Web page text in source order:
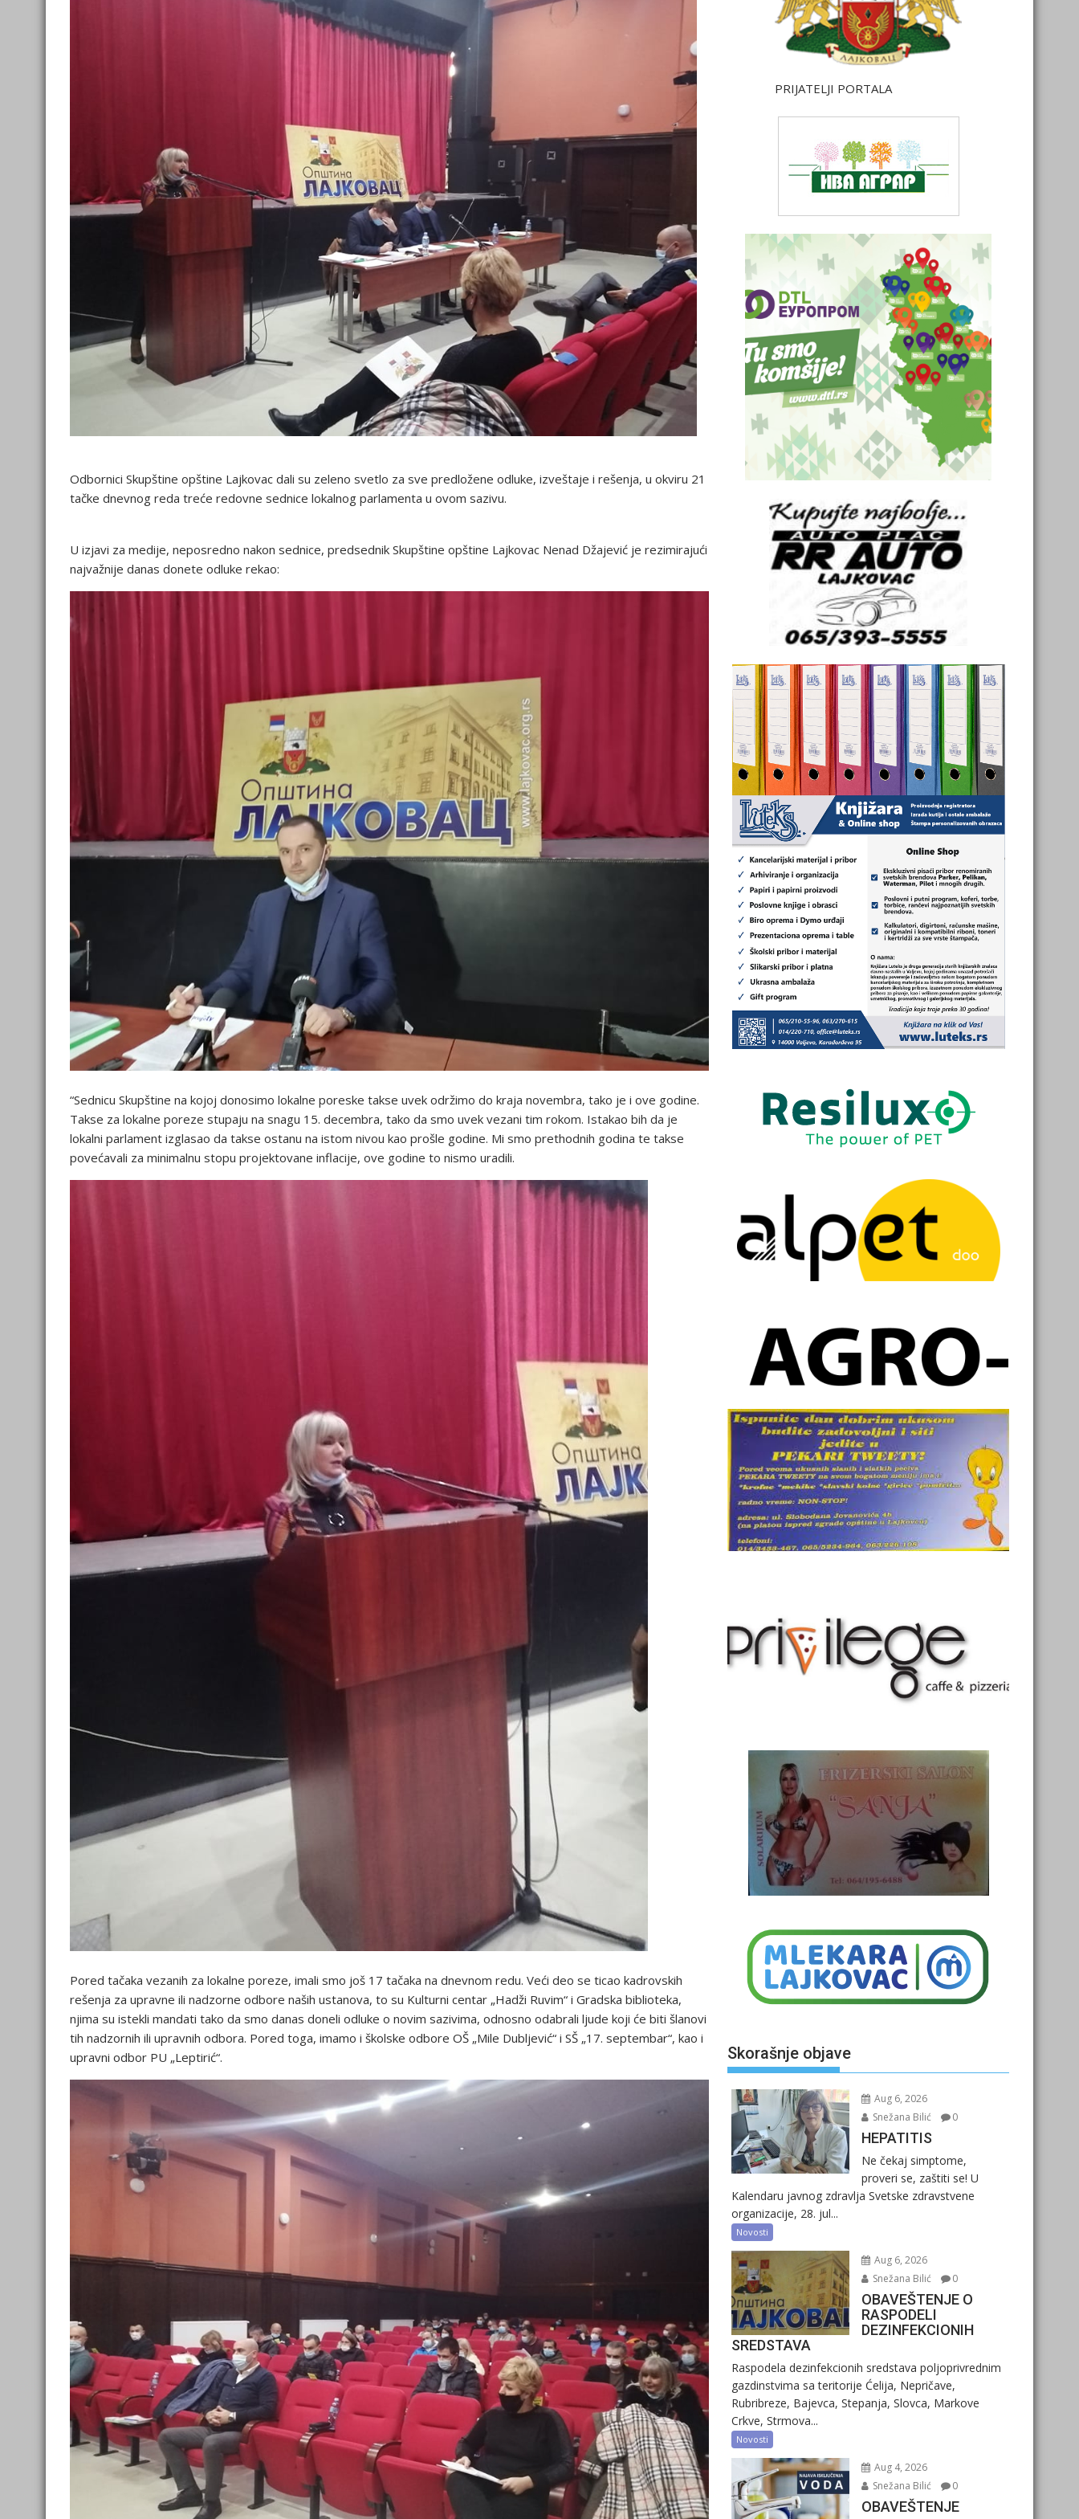
Odbornici Skupštine opštine Lajkovac dali su zeleno svetlo za sve predložene odluke, izveštaje i rešenja, u okviru 21
tačke dnevnog reda treće redovne sednice lokalnog parlamenta u ovom sazivu.
U izjavi za medije, neposredno nakon sednice, predsednik Skupštine opštine Lajkovac Nenad Džajević je rezimirajući
najvažnije danas donete odluke rekao:
“Sednicu Skupštine na kojoj donosimo lokalne poreske takse uvek održimo do kraja novembra, tako je i ove godine.
Takse za lokalne poreze stupaju na snagu 15. decembra, tako da smo uvek vezani tim rokom. Istakao bih da je
lokalni parlament izglasao da takse ostanu na istom nivou kao prošle godine. Mi smo prethodnih godina te takse
povećavali za minimalnu stopu projektovane inflacije, ove godine to nismo uradili.
Pored tačaka vezanih za lokalne poreze, imali smo još 17 tačaka na dnevnom redu. Veći deo se ticao kadrovskih
rešenja za upravne ili nadzorne odbore naših ustanova, to su Kulturni centar „Hadži Ruvim“ i Gradska biblioteka,
njima su istekli mandati tako da smo danas doneli odluke o novim sazivima, odnosno odabrali ljude koji će biti šlanovi
tih nadzornih ili upravnih odbora. Pored toga, imamo i školske odbore OŠ „Mile Dubljević“ i SŠ „17. septembar“, kao i
upravni odbor PU „Leptirić“.
PRIJATELJI PORTALA
Skorašnje objave
Aug 6, 2026
Snežana Bilić
0
HEPATITIS
Ne čekaj simptome,
proveri se, zaštiti se! U
Kalendaru javnog zdravlja Svetske zdravstvene
organizacije, 28. jul...
Novosti
Aug 6, 2026
Snežana Bilić
0
OBAVEŠTENJE O
RASPODELI
DEZINFEKCIONIH
SREDSTAVA
Raspodela dezinfekcionih sredstava poljoprivrednim
gazdinstvima sa teritorije Ćelija, Nepričave,
Rubribreze, Bajevca, Stepanja, Slovca, Markove
Crkve, Strmova...
Novosti
Aug 4, 2026
Snežana Bilić
0
OBAVEŠTENJE